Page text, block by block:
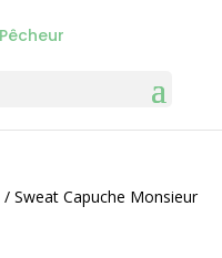
/ Sweat Capuche Monsieur